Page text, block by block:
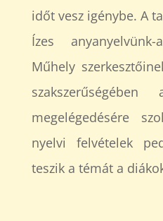
időt vesz igénybe. A
Ízes
Műhely
megelégedésére
nyelvi felvételek
teszik a témát a